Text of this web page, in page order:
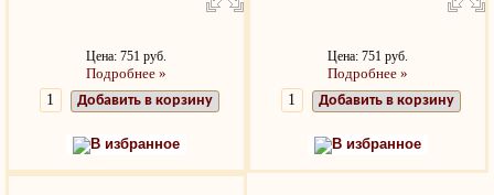
Цена: 751 руб.
Подробнее »
Добавить в корзину
В избранное
Цена: 751 руб.
Подробнее »
Добавить в корзину
В избранное